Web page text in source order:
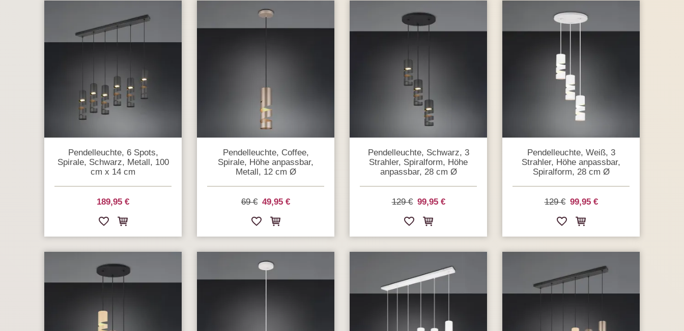
Pendelleuchte, 6 Spots,
Spirale, Schwarz, Metall, 100
cm x 14 cm
189,95 €
Pendelleuchte, Coffee,
Spirale, Höhe anpassbar,
Metall, 12 cm Ø
69 € 49,95 €
Pendelleuchte, Schwarz, 3
Strahler, Spiralform, Höhe
anpassbar, 28 cm Ø
129 € 99,95 €
Pendelleuchte, Weiß, 3
Strahler, Höhe anpassbar,
Spiralform, 28 cm Ø
129 € 99,95 €